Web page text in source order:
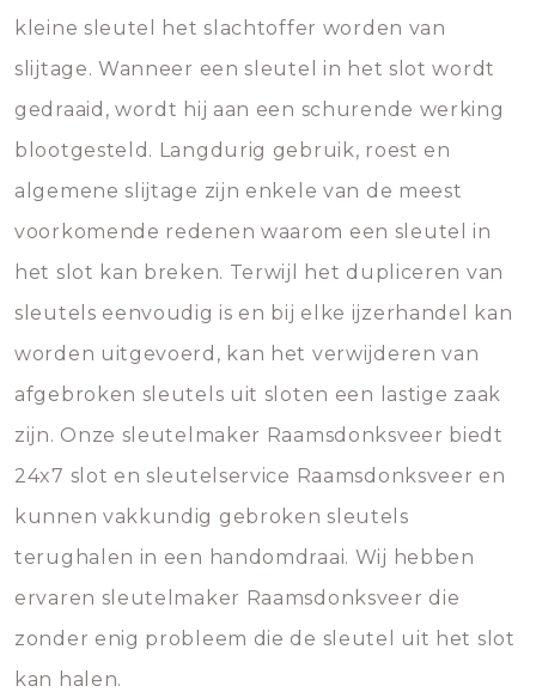
kleine sleutel het slachtoffer worden van
slijtage. Wanneer een sleutel in het slot wordt
gedraaid, wordt hij aan een schurende werking
blootgesteld. Langdurig gebruik, roest en
algemene slijtage zijn enkele van de meest
voorkomende redenen waarom een sleutel in
het slot kan breken. Terwijl het dupliceren van
sleutels eenvoudig is en bij elke ijzerhandel kan
worden uitgevoerd, kan het verwijderen van
afgebroken sleutels uit sloten een lastige zaak
zijn. Onze sleutelmaker Raamsdonksveer biedt
24x7 slot en sleutelservice Raamsdonksveer en
kunnen vakkundig gebroken sleutels
terughalen in een handomdraai. Wij hebben
ervaren sleutelmaker Raamsdonksveer die
zonder enig probleem die de sleutel uit het slot
kan halen.